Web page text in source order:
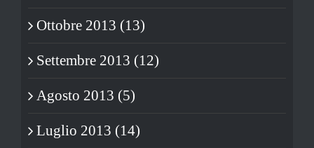
Ottobre 2013 (13)
Settembre 2013 (12)
Agosto 2013 (5)
Luglio 2013 (14)